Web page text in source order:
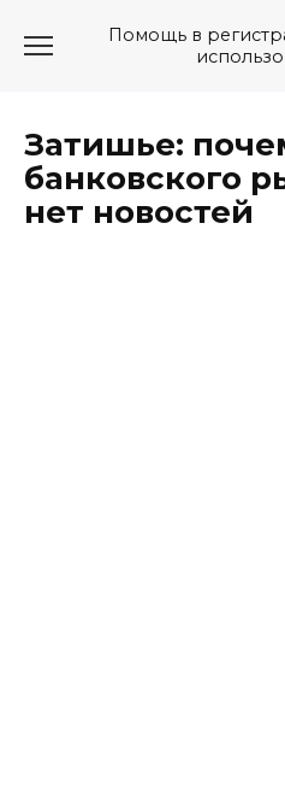
Помощь в
Затишье:
банковского
нет новостей